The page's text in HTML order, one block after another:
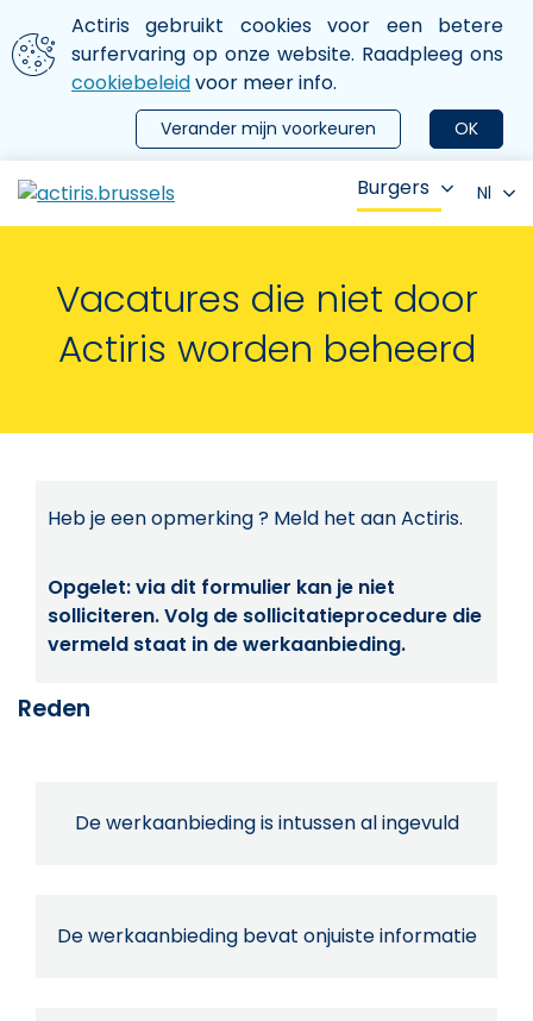
Aller au contenu principal
We gebruiken cookies
Actiris gebruikt cookies voor een betere
surfervaring op onze website. Raadpleeg ons
cookiebeleidvoor meer info.
OK
Verander mijn voorkeuren
le menu
Burgers Nl
Vacatures die niet door
Actiris worden beheerd
Heb je een opmerking ? Meld het aan Actiris.
Opgelet: via dit formulier kan je niet
solliciteren. Volg de sollicitatieprocedure die
vermeld staat in de werkaanbieding.
Reden
De werkaanbieding is intussen al ingevuld
De werkaanbieding bevat onjuiste informatie